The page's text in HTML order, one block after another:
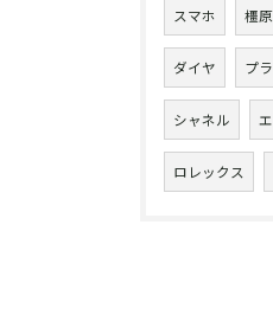
スマホ 橿
ダイヤ プ
シャネル
ロレックス